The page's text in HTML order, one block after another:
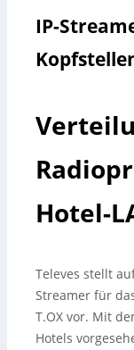
IP-
Hotel-
Televes stellt
Streamer für
T.OX vor. Mit
Hotels